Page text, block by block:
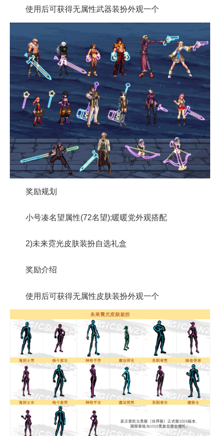
使用后可获得无属性武器装扮外观一个
奖励规划
小号凑名望属性(72名望);暖暖党外观搭配
2)未来霓光皮肤装扮自选礼盒
奖励介绍
使用后可获得无属性皮肤装扮外观一个